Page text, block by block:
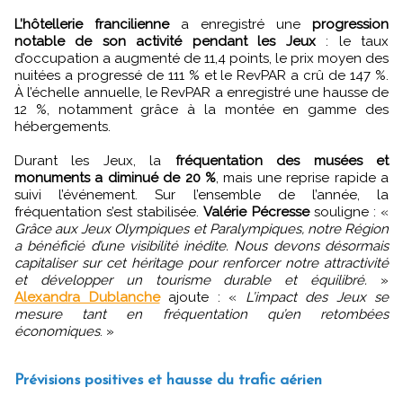
L’hôtellerie franciliennea enregistré une progression
notable de son activité pendant les Jeux: le taux
d’occupation a augmenté de 11,4 points, le prix moyen des
nuitées a progressé de 111 % et le RevPAR a crû de 147 %.
À l’échelle annuelle, le RevPAR a enregistré une hausse de
12 %, notamment grâce à la montée en gamme des
hébergements.
Durant les Jeux, la fréquentation des musées et
monuments a diminué de 20 %, mais une reprise rapide a
suivi l’événement. Sur l’ensemble de l’année, la
fréquentation s’est stabilisée.Valérie Pécressesouligne : «
Grâce aux Jeux Olympiques et Paralympiques, notre Région
a bénéficié d’une visibilité inédite. Nous devons désormais
capitaliser sur cet héritage pour renforcer notre attractivité
et développer un tourisme durable et équilibré. »
Alexandra Dublancheajoute : « L’impact des Jeux se
mesure tant en fréquentation qu’en retombées
économiques. »
Prévisions positives et hausse du trafic aérien